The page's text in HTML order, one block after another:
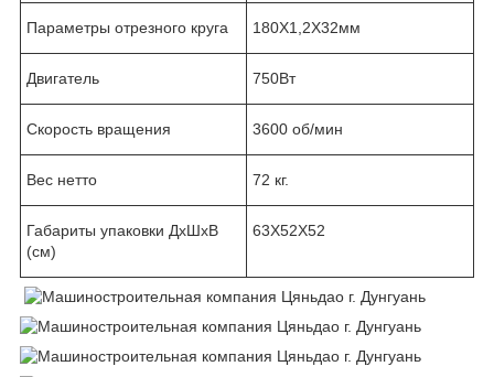
Параметры отрезного круга 180Х1,2Х32мм
Двигатель 750Вт
Скорость вращения 3600 об/мин
Вес нетто 72 кг.
Габариты упаковки ДхШхВ
(см)
63Х52Х52